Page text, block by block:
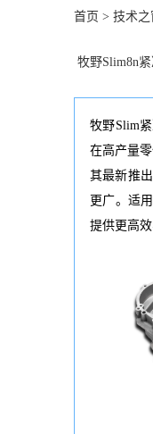
首页 > 技术之
牧野Slim8n
牧野Slim
在高产量
其最新推
更广。适
提供更高